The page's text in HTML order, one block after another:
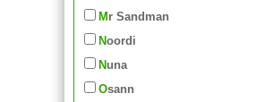
Mr Sandman
Noordi
Nuna
Osann